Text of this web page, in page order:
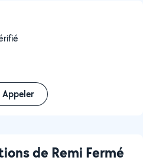
Appeler
de Remi Fermé